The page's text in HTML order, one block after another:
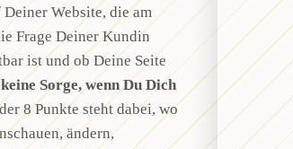
Website, die am
Frage Deiner Kundin
ist und ob Deine Seite
Sorge, wenn Du Dich
8 Punkte steht dabei, wo
ändern,